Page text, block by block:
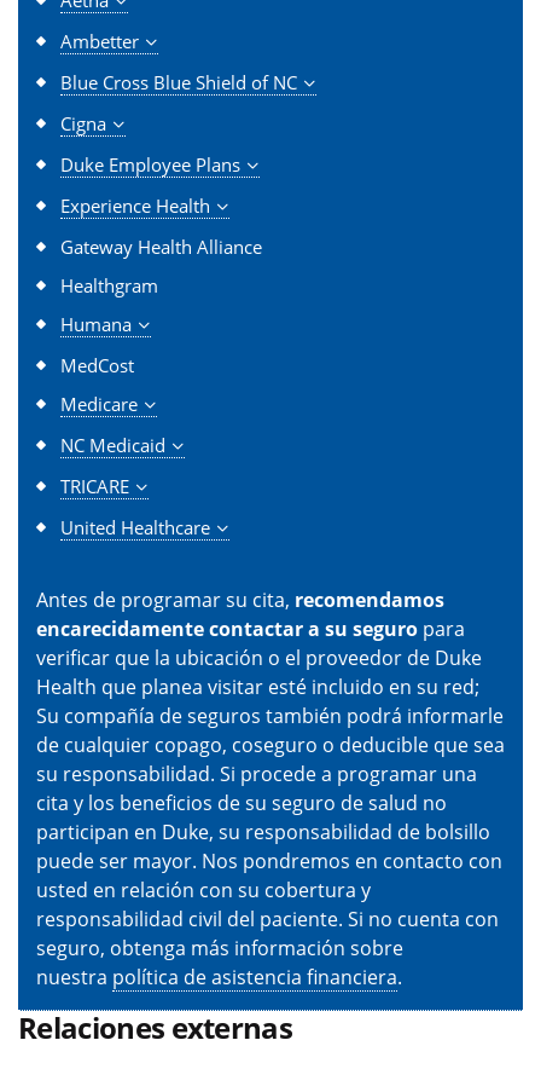
Ambetter
Blue Cross Blue Shield of NC
Cigna
Duke Employee Plans
Experience Health
Gateway Health Alliance
Healthgram
Humana
MedCost
Medicare
NC Medicaid
TRICARE
United Healthcare
Antes de programar su cita, recomendamos
encarecidamente contactar a su seguro para
verificar que la ubicación o el proveedor de Duke
Health que planea visitar esté incluido en su red;
Su compañía de seguros también podrá informarle
de cualquier copago, coseguro o deducible que sea
su responsabilidad. Si procede a programar una
cita y los beneficios de su seguro de salud no
participan en Duke, su responsabilidad de bolsillo
puede ser mayor. Nos pondremos en contacto con
usted en relación con su cobertura y
responsabilidad civil del paciente. Si no cuenta con
seguro, obtenga más información sobre
nuestra política de asistencia financiera.
Relaciones externas